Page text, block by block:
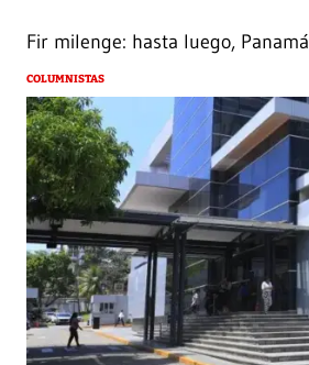
Fir milenge: hasta luego, Panamá
COLUMNISTAS